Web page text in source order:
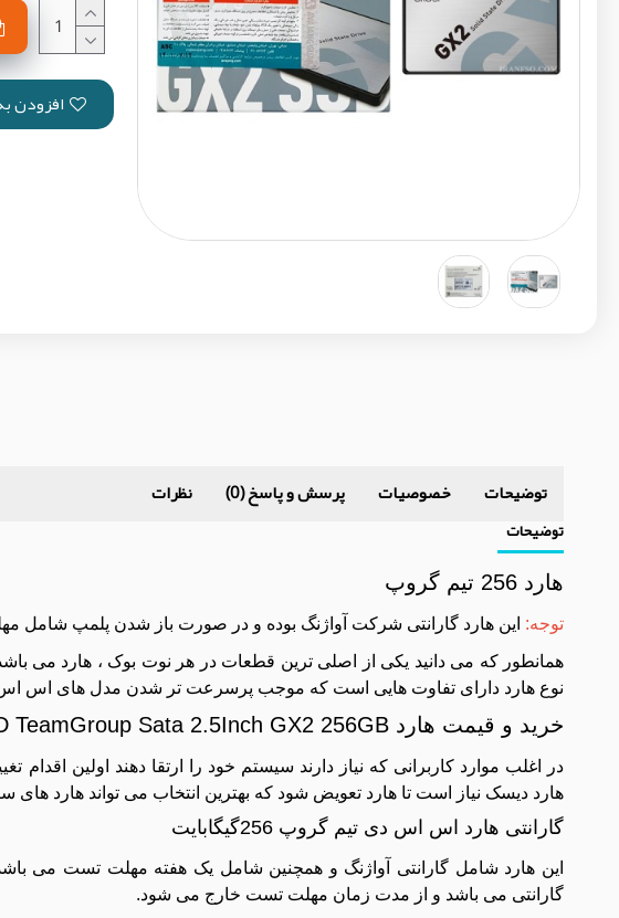
افزودن
توضیحات خصوصیات پرسش و پاسخ (0) نظرات
توضیحات
هارد 256 تیم گروپ
توجه: این هارد گارانتی شرکت آواژنگ بوده و در صورت باز شدن پلمپ شامل
نوع هارد دارای تفاوت هایی است که موجب پرسرعت تر شدن مدل های اس
خرید و قیمت هارد SSD TeamGroup Sata 2.5Inch GX2 256GB گارانتی آواژنگ
در اغلب موارد کاربرانی که نیاز دارند سیستم خود را ارتقا دهند اولین
هارد دیسک نیاز است تا هارد تعویض شود که بهترین انتخاب می تواند هارد
گارانتی هارد اس اس دی تیم گروپ 256گیگابایت
این هارد شامل گارانتی آواژنگ و همچنین شامل یک هفته مهلت تست می
گارانتی می باشد و از مدت زمان مهلت تست خارج می شود.